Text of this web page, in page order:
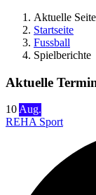
Aktuelle
Startseite
Fussball
Spielberichte
Aktuelle
10Aug.
REHA Sport